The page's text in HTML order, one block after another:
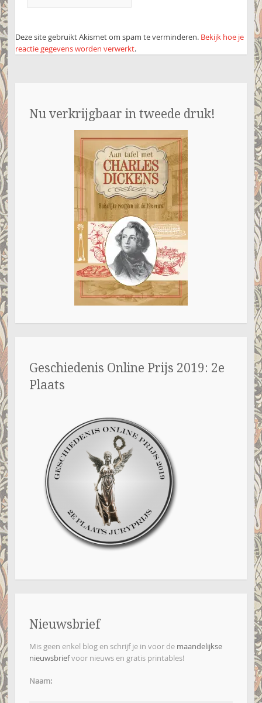
Deze site gebruikt Akismet om spam te verminderen. Bekijk hoe je
reactie gegevens worden verwerkt.
Nu verkrijgbaar in tweede druk!
Geschiedenis Online Prijs 2019: 2e
Plaats
Nieuwsbrief
Mis geen enkel blog en schrijf je in voor de maandelijkse
nieuwsbriefvoor nieuws en gratis printables!
Naam: